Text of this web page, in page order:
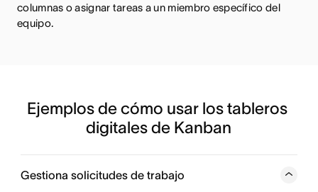
columnas o asignar tareas a un miembro específico del
equipo.
Ejemplos de cómo usar los tableros
digitales de Kanban
Gestiona solicitudes de trabajo